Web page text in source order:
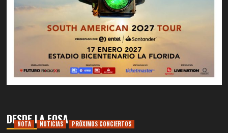
DESDE LA FOSA
NOTA NOTICIAS PRÓXIMOS CONCIERTOS